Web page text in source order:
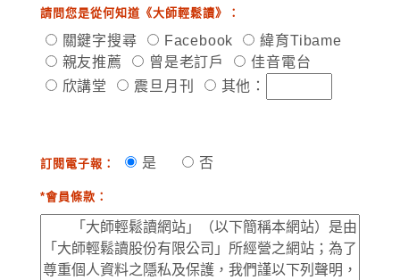
請問您是從何知道《大師輕鬆讀》：
關鍵字搜尋 Facebook
緯育Tibame
親友推薦
曾是老訂戶
佳音電台
欣講堂
震旦月刊 其他：
訂閱電子報： 是 否
*會員條款：